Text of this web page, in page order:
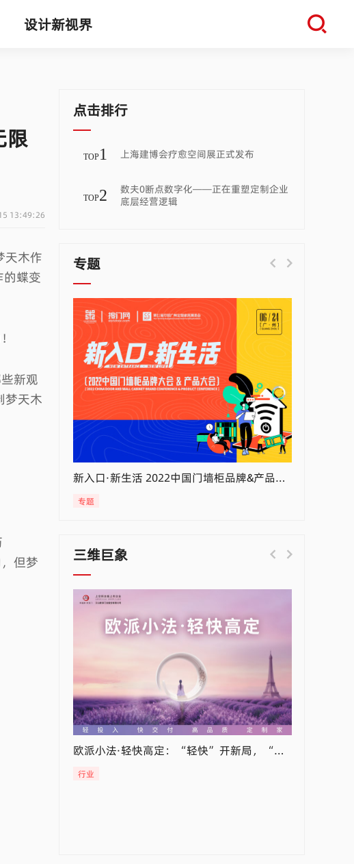
设计新视界
限
13:49:26
天木作
蝶变
新观
梦天木
但梦
点击排行
TOP1 上海建博会疗愈空间展正式发布
TOP2
数夫0断点数字化——正在重塑定制企业
底层经营逻辑
专题
生态江湖·技术协同 2026高端家居私董会和技术研讨会
行业
三维巨象